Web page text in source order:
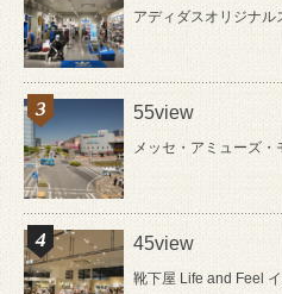
アディダスオリジナル
55view
メッセ・アミューズ・
45view
靴下屋 Life and Feel